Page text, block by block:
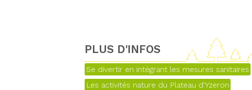
PLUS D'INFOS
Se divertir en intégrant les mesures sanitaires
Les activités nature du Plateau d'Yzeron